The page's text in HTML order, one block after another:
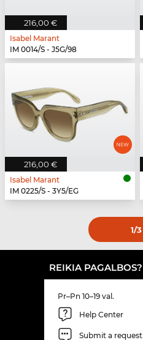
216,00 €
Isabel Marant
IM 0014/S - J5G/98
216,00 €
Isabel Marant
IM 0225/S - 3Y5/EG
1/3
REIKIA PAGALBOS?
Pr–Pn 10–19 val.
Help Center
Submit a request